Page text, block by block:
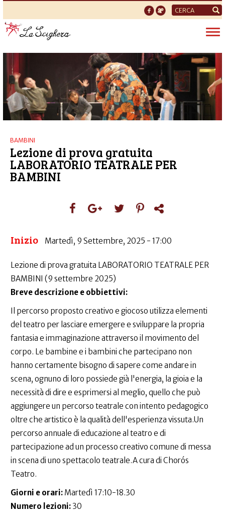
Form
di
ricerca
BAMBINI
Lezione di prova gratuita
LABORATORIO TEATRALE PER
BAMBINI
Inizio Martedì, 9 Settembre, 2025 - 17:00
Lezione di prova gratuita LABORATORIO TEATRALE PER
BAMBINI (9 settembre 2025)
Breve descrizione e obbiettivi:
Il percorso proposto creativo e giocoso utilizza elementi
del teatro per lasciare emergere e sviluppare la propria
fantasia e immaginazione attraverso il movimento del
corpo. Le bambine e i bambini che partecipano non
hanno certamente bisogno di sapere come andare in
scena, ognuno di loro possiede già l'energia, la gioia e la
necessità di dire e esprimersi al meglio, quello che può
aggiungere un percorso teatrale con intento pedagogico
oltre che artistico è la qualità dell'esperienza vissuta.Un
percorso annuale di educazione al teatro e di
partecipazione ad un processo creativo comune di messa
in scena di uno spettacolo teatrale.A cura di Chorós
Teatro.
Giorni e orari: Martedì 17:10-18.30
Numero lezioni: 30